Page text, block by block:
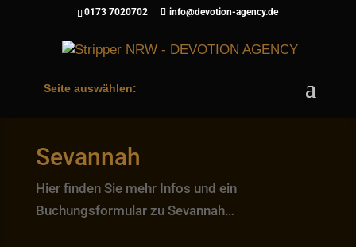
0173 7020702 info@devotion-agency.de
Seite auswählen:
Sevannah
Hier finden Sie mehr Infos und ein
Buchungsformular zu Sevannah…